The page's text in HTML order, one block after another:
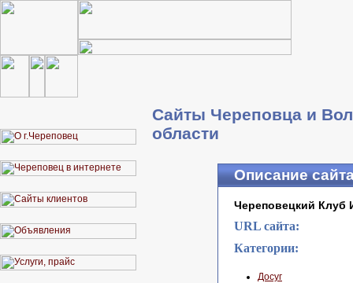
Сайты Череповца и
области
Описание
Череповецкий Клуб
URL сайта:
Категории:
Досуг